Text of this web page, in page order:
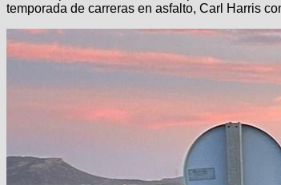
temporada de carreras en asfalto, Carl Harris